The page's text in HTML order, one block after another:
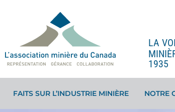
LA
1935
FAITS SUR L’INDUSTRIE MINIÈRE NOTRE